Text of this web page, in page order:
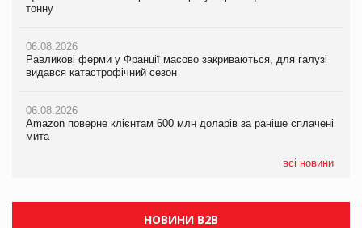
тонну
06.08.2026
Равликові ферми у Франції масово закриваються, для галузі
видався катастрофічний сезон
06.08.2026
Amazon поверне клієнтам 600 млн доларів за раніше сплачені
мита
всі новини
тонну
06.08.2026
Равликові ферми у Франції масово закриваються, для галузі
видався катастрофічний сезон
06.08.2026
Amazon поверне клієнтам 600 млн доларів за раніше сплачені
мита
видався катастрофічний сезон
06.08.2026
Amazon поверне клієнтам 600 млн доларів за раніше сплачені
мита
05.08.2026
У Євросоюзі набули чинності нові правила щодо штучного
інтелекту
НОВИНИ B2B